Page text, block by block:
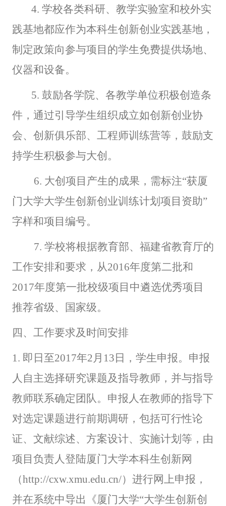
4. 学校各类科研、教学实验室和校外实
践基地都应作为本科生创新创业实践基地，
制定政策向参与项目的学生免费提供场地、
仪器和设备。
5. 鼓励各学院、各教学单位积极创造条
件，通过引导学生组织成立如创新创业协
会、创新俱乐部、工程师训练营等，鼓励支
持学生积极参与大创。
6. 大创项目产生的成果，需标注“获厦
门大学大学生创新创业训练计划项目资助”
字样和项目编号。
7. 学校将根据教育部、福建省教育厅的
工作安排和要求，从2016年度第二批和
2017年度第一批校级项目中遴选优秀项目
推荐省级、国家级。
四、工作要求及时间安排
1. 即日至2017年2月13日，学生申报。申报
人自主选择研究课题及指导教师，并与指导
教师联系确定团队。申报人在教师的指导下
对选定课题进行前期调研，包括可行性论
证、文献综述、方案设计、实施计划等，由
项目负责人登陆厦门大学本科生创新网
（http://cxw.xmu.edu.cn/）进行网上申报，
并在系统中导出《厦门大学“大学生创新创